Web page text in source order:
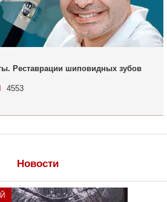
Реставрации шиповидных зубов
4553
Новости